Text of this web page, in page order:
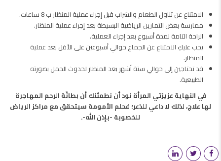
الامتناع عن تناول الطعام والشراب قبل إجراء عملية المنظار ب 8 ساعات.
ممارسة بعض التمارين الرياضية البسيطة بعد إجراء عملية المنظار.
الراحة التامة لمدة أسبوع بعد إجراء العملية.
يجب عليكِ الامتناع عن الجماع حوالي أسبوعين على الأقل بعد عملية
المنظار.
قد تحتاجين إلى حوالي ستة أشهر بعد المنظار لحدوث الحمل بصورته
الطبيعية.
في النهاية عزيزتي المرأة نود أن نطمئنك أن بطانّة الرحم المهاجرة
لها علاج، لذلك لا داعي للذعر؛ فحلم الأمومة سيتحقق مع مراكز الرياض
للخصوبة -بإذن الله-.